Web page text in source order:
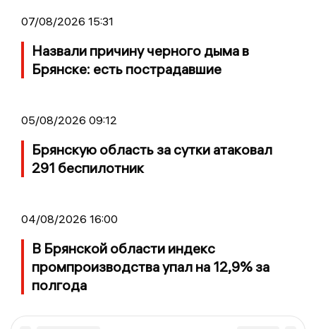
07/08/2026 15:31
Назвали причину черного дыма в
Брянске: есть пострадавшие
05/08/2026 09:12
Брянскую область за сутки атаковал
291 беспилотник
04/08/2026 16:00
В Брянской области индекс
промпроизводства упал на 12,9% за
полгода